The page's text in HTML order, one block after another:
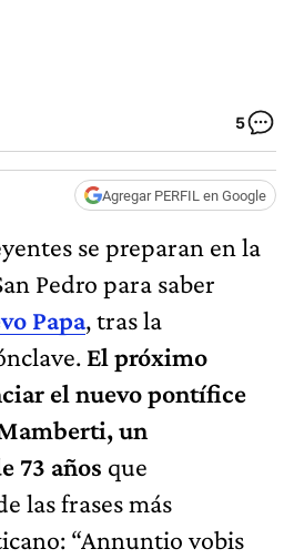
5
Agregar PERFIL en Google
se preparan en la
Pedro para saber
Papa, tras la
El próximo
el nuevo pontífice
un
73 años que
las frases más
“Annuntio vobis